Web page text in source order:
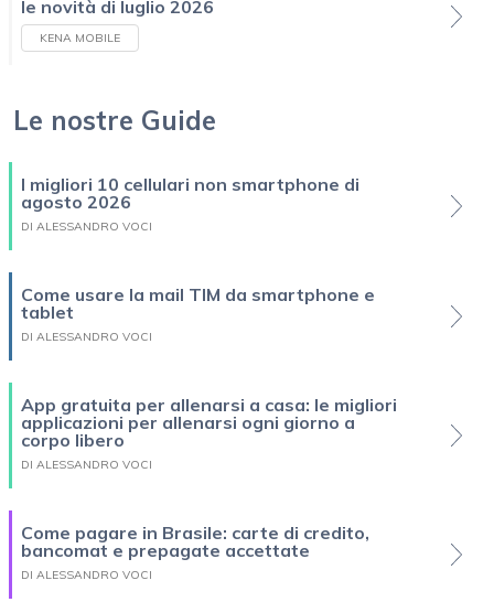
le novità di luglio 2026
KENA MOBILE
Le nostre Guide
I migliori 10 cellulari non smartphone di
agosto 2026
DI ALESSANDRO VOCI
Come usare la mail TIM da smartphone e
tablet
DI ALESSANDRO VOCI
App gratuita per allenarsi a casa: le migliori
applicazioni per allenarsi ogni giorno a
corpo libero
DI ALESSANDRO VOCI
Come pagare in Brasile: carte di credito,
bancomat e prepagate accettate
DI ALESSANDRO VOCI